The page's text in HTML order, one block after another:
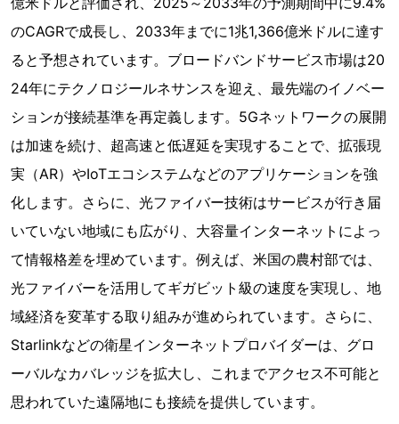
のCAGRで成長し、2033年までに1兆1,366億米ドルに達す
ると予想されています。ブロードバンドサービス市場は20
24年にテクノロジールネサンスを迎え、最先端のイノベー
ションが接続基準を再定義します。5Gネットワークの展開
は加速を続け、超高速と低遅延を実現することで、拡張現
実（AR）やIoTエコシステムなどのアプリケーションを強
化します。さらに、光ファイバー技術はサービスが行き届
いていない地域にも広がり、大容量インターネットによっ
て情報格差を埋めています。例えば、米国の農村部では、
光ファイバーを活用してギガビット級の速度を実現し、地
域経済を変革する取り組みが進められています。さらに、
Starlinkなどの衛星インターネットプロバイダーは、グロ
ーバルなカバレッジを拡大し、これまでアクセス不可能と
思われていた遠隔地にも接続を提供しています。